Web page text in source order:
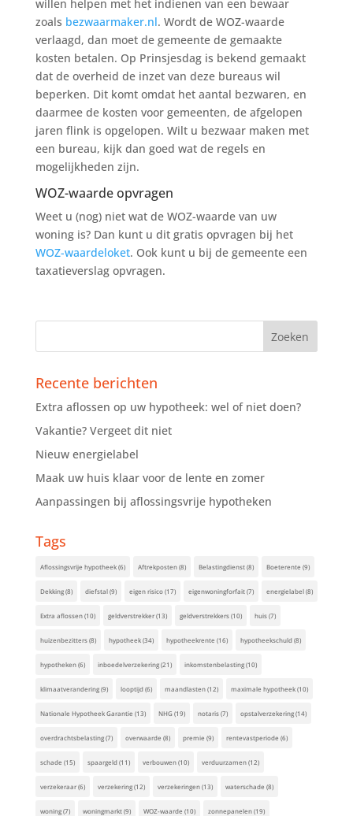
willen helpen met het indienen van een bewaar
zoals bezwaarmaker.nl. Wordt de WOZ-waarde
verlaagd, dan moet de gemeente de gemaakte
kosten betalen. Op Prinsjesdag is bekend gemaakt
dat de overheid de inzet van deze bureaus wil
beperken. Dit komt omdat het aantal bezwaren, en
daarmee de kosten voor gemeenten, de afgelopen
jaren flink is opgelopen. Wilt u bezwaar maken met
een bureau, kijk dan goed wat de regels en
mogelijkheden zijn.
WOZ-waarde opvragen
Weet u (nog) niet wat de WOZ-waarde van uw
woning is? Dan kunt u dit gratis opvragen bij het
WOZ-waardeloket. Ook kunt u bij de gemeente een
taxatieverslag opvragen.
Recente berichten
Extra aflossen op uw hypotheek: wel of niet doen?
Vakantie? Vergeet dit niet
Nieuw energielabel
Maak uw huis klaar voor de lente en zomer
Aanpassingen bij aflossingsvrije hypotheken
Tags
Aflossingsvrije hypotheek(6) Aftrekposten(8) Belastingdienst(8) Boeterente (9)
Dekking(8) diefstal(9) eigen risico(17) eigenwoningforfait(7) energielabel(8)
Extra aflossen(10) geldverstrekker(13) geldverstrekkers(10) huis(7)
huizenbezitters(8) hypotheek(34) hypotheekrente (16) hypotheekschuld(8)
hypotheken(6) inboedelverzekering(21) inkomstenbelasting(10)
klimaatverandering(9) looptijd(6) maandlasten(12) maximale hypotheek(10)
Nationale Hypotheek Garantie (13) NHG(19) notaris(7) opstalverzekering(14)
overdrachtsbelasting(7) overwaarde (8) premie (9) rentevastperiode (6)
schade (15) spaargeld(11) verbouwen(10) verduurzamen(12)
verzekeraar(6) verzekering(12) verzekeringen(13) waterschade (8)
woning(7) woningmarkt(9) WOZ-waarde (10) zonnepanelen(19)